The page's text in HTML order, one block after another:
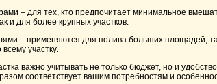
– для тех, кто предпочитает минимальное
и для более крупных участков.
– применяются для полива больших площадей,
участку.
важно учитывать не только бюджет, но и
соответствует вашим потребностям и